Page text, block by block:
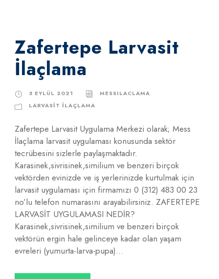
Zafertepe Larvasit
İlaçlama
3 EYLÜL 2021
MESSILACLAMA
LARVASIT İLAÇLAMA
Zafertepe Larvasit Uygulama Merkezi olarak; Mess
İlaçlama larvasit uygulaması konusunda sektör
tecrübesini sizlerle paylaşmaktadır.
Karasinek,sivrisinek,similium ve benzeri birçok
vektörden evinizde ve iş yerlerinizde kurtulmak için
larvasit uygulaması için firmamızı 0 (312) 483 00 23
no’lu telefon numarasını arayabilirsiniz. ZAFERTEPE
LARVASİT UYGULAMASI NEDİR?
Karasinek,sivrisinek,similium ve benzeri birçok
vektörün ergin hale gelinceye kadar olan yaşam
evreleri (yumurta-larva-pupa)...